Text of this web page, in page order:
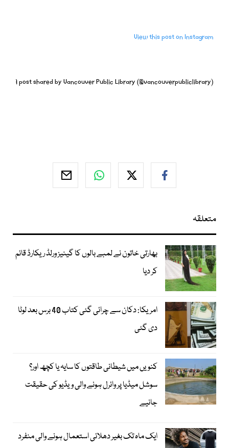
View this post on Instagram
A post shared by Vancouver Public Library (@vancouverpubliclibrary)
متعلقہ
بھارتی خاتون نے لمبے بالوں کا گینیز ورلڈ ریکارڈ قائم
کر دیا
امریکا: دکان سے چرائی گئی کتاب 40 برس بعد لوٹا
دی گئی
کنویں میں شیطانی طاقتوں کا سایہ یا کچھ اور؟
سوشل میڈیا پر وائرل ہونے والی ویڈیو کی حقیقت
جانیے
ایک ماہ تک بغیر دھلائی استعمال ہونے والی منفرد